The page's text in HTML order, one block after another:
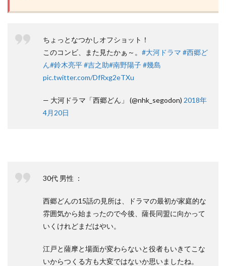
ちょっとなつかしオフショット！
このコンビ、また見たかぁ～。 #大河ドラマ #西郷ど
ん#鈴木亮平#吉之助#南野陽子#幾島
pic.twitter.com/DfRxg2eTXu
— 大河ドラマ「西郷どん」 (@nhk_segodon) 2018年
4月20日
30代 男性 ：
西郷どんの15話の見所は、ドラマの最初が家庭的な
雰囲気から始まったので今後、薩長同盟に向かって
いくけれどまだはやい。
江戸と薩摩と場面が変わらないと役者もいきてこな
いからつくる方も大変ではないか思いましたね。